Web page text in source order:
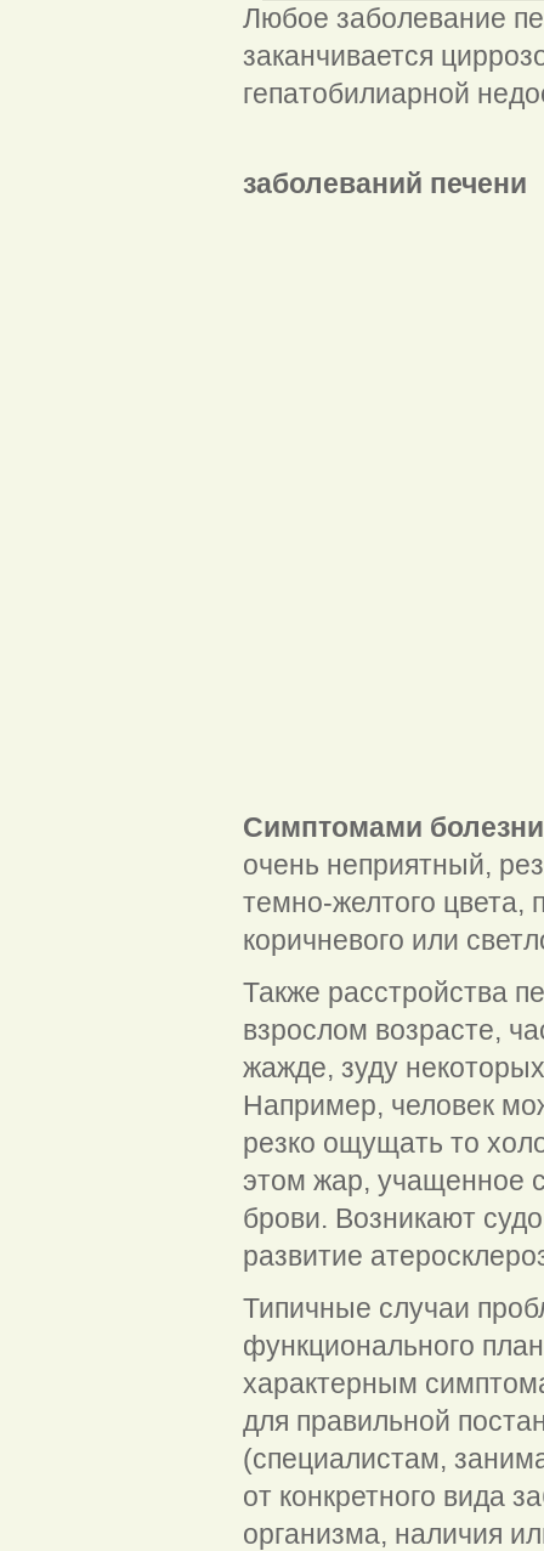
Любое заболевание
заканчивается
гепатобилиарной
заболеваний печени
Симптомами
очень неприятный,
темно-желтого цвета,
коричневого или
Также расстройства
взрослом возрасте,
жажде, зуду
Например, человек
резко ощущать то
этом жар, учащенное
брови. Возникают
развитие
Типичные случаи
функционального
характерным
для правильной
(специалистам,
от конкретного вида
организма, наличия